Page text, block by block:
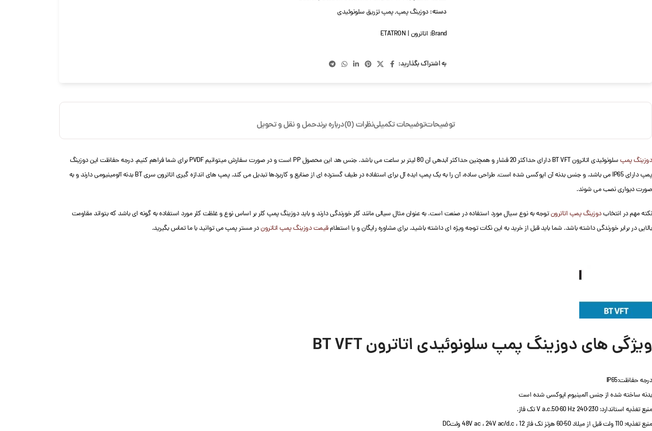
دسته: دوزینگ پمپ,پمپ تزریق سلونوئیدی
Brand: اتاترون | ETATRON
به اشتراک بگذارید:
توضیحاتتوضیحات تکمیلینظرات (0) درباره برندحمل و نقل و تحویل
دوزینگ پمپ
سلونوئیدی اتاترون BT VFT دارای حداکثر 20 فشار و همچنین حداکثر آبدهی آن 80 لیتر بر ساعت می باشد. جنس هد این محصول PP است و در صورت سفارش میتوانیم PVDF برای شما فراهم کنیم. درجه حفاظت این دوزینگ
پمپ دارای IP65 می باشد. و جنس بدنه آن اپوکسی شده است. طراحی ساده، آن را به یک پمپ ایده آل برای استفاده در طیف گسترده ای از صنایع و کاربردها تبدیل می کند. پمپ های اندازه گیری اتاترون سری BT بدنه آلومینیومی دارند و به
صورت دیواری نصب می شوند.
نکته مهم در انتخابدوزینگ پمپ اتاترونتوجه به نوع سیال مورد استفاده در صنعت است. به عنوان مثال سیالی مانند کلر خورندگی دارند و باید دوزینگ پمپ کلر بر اساس نوع و غلظت کلر مورد استفاده به گونه ای باشد که بتواند مقاومت
بالایی در برابر خورندگی داشته باشد. شما باید قبل از خرید به این نکات توجه ویژه ای داشته باشید. برای مشاوره رایگان و یا استعلامقیمت دوزینگ پمپ اتاتروندر مستر پمپ می توانید با ما تماس بگیرید.
ویژگی های دوزینگ پمپ سلونوئیدی اتاترون BT VFT
درجه حفاظت:IP65
بدنه ساخته شده از جنس آلمینیوم اپوکسی شده است
منبع تغذیه استاندارد: 230-240 V a.c.50-60 Hz تک فاز.
منبع تغذیه: 110 ولت قبل از میلاد 50-60 هرتز تک فاز 48V ac ، 24V ac/d.c ، 12 ولتDC